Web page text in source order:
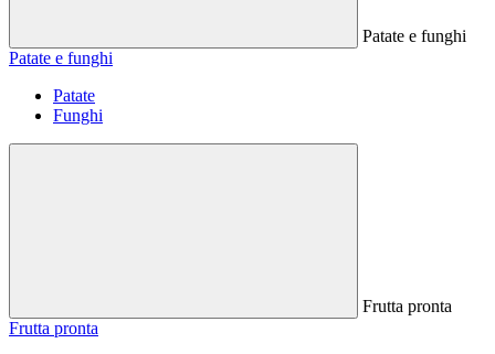
Patate e funghi
Patate e funghi
Patate
Funghi
Frutta pronta
Frutta pronta